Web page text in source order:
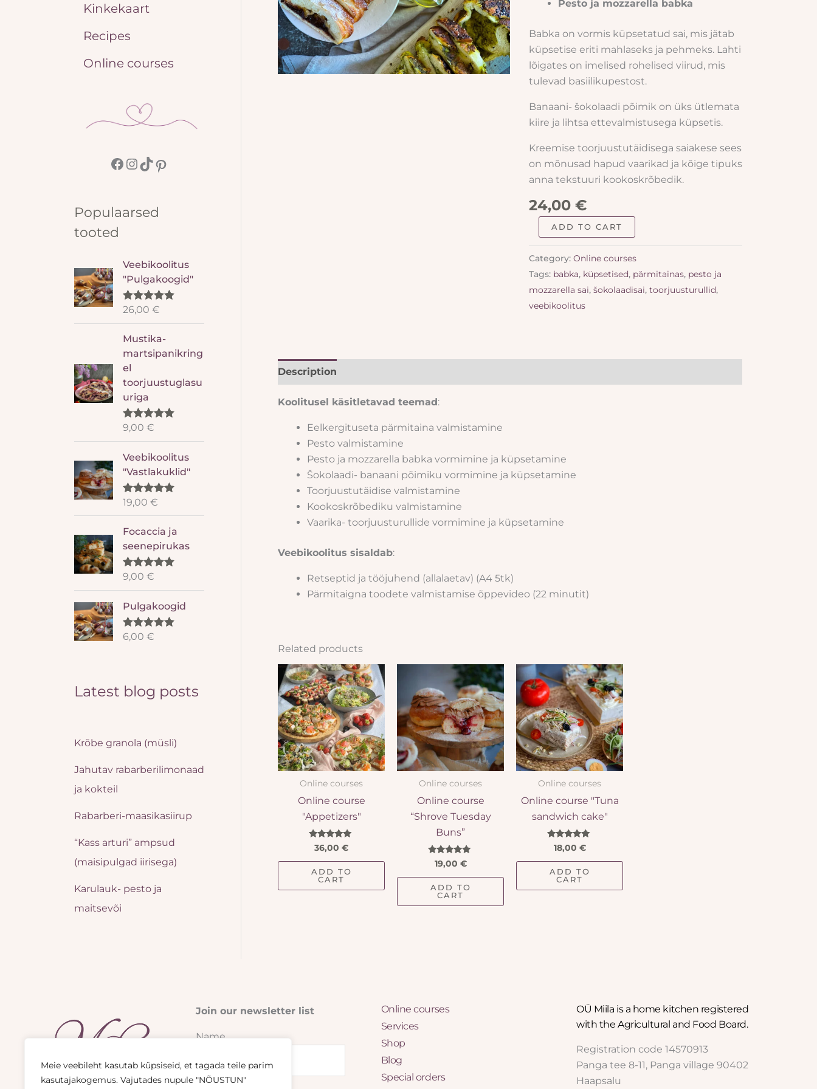
Meie veebileht kasutab küpsiseid, et tagada teile parim
kasutajakogemus. Vajutades nupule "NÕUSTUN"
Kinkekaart
Recipes
Online courses
Populaarsed
tooted
Veebikoolitus
"Pulgakoogid"
Rated5.00
26,00 €
Mustika-
martsipanikring
el
toorjuustuglasu
uriga
Rated5.00
9,00 €
Veebikoolitus
"Vastlakuklid"
Rated 5.00
19,00 €
Focaccia ja
seenepirukas
Rated5.00
9,00 €
Pulgakoogid
Rated5.00
6,00 €
Latest blog posts
Krõbe granola (müsli)
Jahutav rabarberilimonaad
ja kokteil
Rabarberi-maasikasiirup
“Kass arturi” ampsud
(maisipulgad iirisega)
Karulauk- pesto ja
maitsevõi
Pesto ja mozzarella babka
Babka on vormis küpsetatud sai, mis jätab
küpsetise eriti mahlaseks ja pehmeks. Lahti
lõigates on imelised rohelised viirud, mis
tulevad basiilikupestost.
Banaani- šokolaadi põimik on üks ütlemata
kiire ja lihtsa ettevalmistusega küpsetis.
Kreemise toorjuustutäidisega saiakese sees
on mõnusad hapud vaarikad ja kõige tipuks
anna tekstuuri kookoskrõbedik.
24,00 €
ADD TO CART
Category: Online courses
Tags: babka, küpsetised, pärmitainas, pesto ja
mozzarella sai, šokolaadisai, toorjuusturullid,
veebikoolitus
Description
Koolitusel käsitletavad teemad :
Eelkergituseta pärmitaina valmistamine
Pesto valmistamine
Pesto ja mozzarella babka vormimine ja küpsetamine
Šokolaadi- banaani põimiku vormimine ja küpsetamine
Toorjuustutäidise valmistamine
Kookoskrõbediku valmistamine
Vaarika- toorjuusturullide vormimine ja küpsetamine
Veebikoolitus sisaldab:
Retseptid ja tööjuhend (allalaetav) (A4 5tk)
Pärmitaigna toodete valmistamise õppevideo (22 minutit)
Related products
Online courses
Online course
"Appetizers"
Rated
4.86
out of 5
36,00 €
ADD TO
CART
Online courses
Online course
“Shrove Tuesday
Buns”
Rated
5.00
out of 5
19,00 €
ADD TO
CART
Online courses
Online course "Tuna
sandwich cake"
Rated
5.00
out of 5
18,00 €
ADD TO
CART
Join our newsletter list
Name
Online courses
Services
Shop
Blog
Special orders
OÜ Miila is a home kitchen registered
with the Agricultural and Food Board.
Registration code 14570913
Panga tee 8-11, Panga village 90402
Haapsalu